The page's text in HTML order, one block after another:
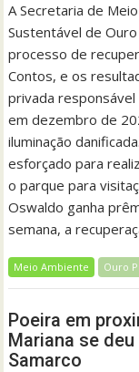
A Secretaria de
Sustentável de
processo de
Contos, e os
privada
em dezembro de
iluminação
esforçado para
o parque para
Oswaldo ganha
semana, a
Meio Ambiente Ouro
Poeira em
Mariana se
Samarco